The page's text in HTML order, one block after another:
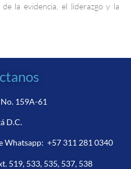
la evidencia, el liderazgo y la
159A-61
D.C.
Whatsapp: +57 311 281 0340
519, 533, 535, 537, 538